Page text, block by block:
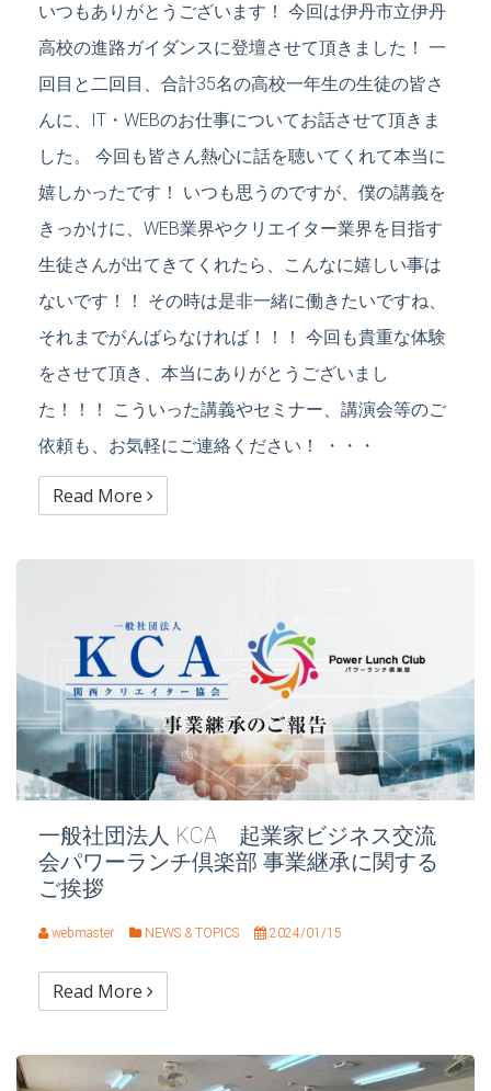
いつもありがとうございます！ 今回は伊丹市立伊丹
高校の進路ガイダンスに登壇させて頂きました！ 一
回目と二回目、合計35名の高校一年生の生徒の皆さ
んに、IT・WEBのお仕事についてお話させて頂きま
した。 今回も皆さん熱心に話を聴いてくれて本当に
嬉しかったです！ いつも思うのですが、僕の講義を
きっかけに、WEB業界やクリエイター業界を目指す
生徒さんが出てきてくれたら、こんなに嬉しい事は
ないです！！ その時は是非一緒に働きたいですね、
それまでがんばらなければ！！！ 今回も貴重な体験
をさせて頂き、本当にありがとうございまし
た！！！ こういった講義やセミナー、講演会等のご
依頼も、お気軽にご連絡ください！ ・・・
Read More
一般社団法人 KCA 起業家ビジネス交流
会パワーランチ倶楽部 事業継承に関する
ご挨拶
webmaster NEWS & TOPICS 2024/01/15
Read More